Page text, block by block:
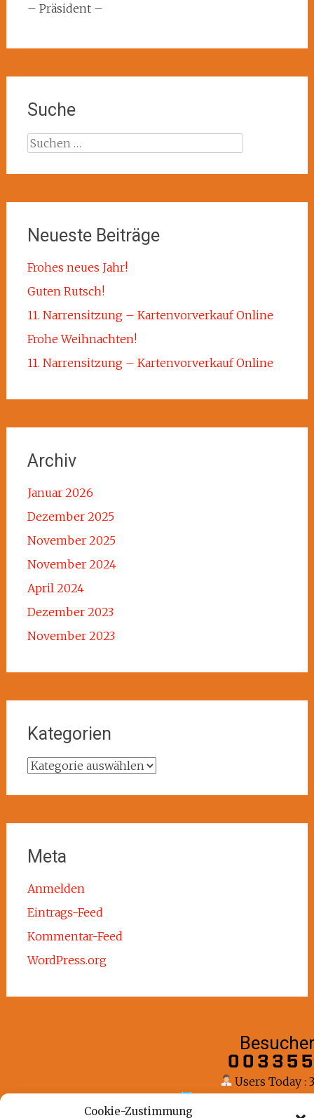
Cookie-Zustimmung
– Präsident –
Suche
Suchen
nach:
Neueste Beiträge
Frohes neues Jahr!
Guten Rutsch!
11. Narrensitzung – Kartenvorverkauf Online
Frohe Weihnachten!
11. Narrensitzung – Kartenvorverkauf Online
Archiv
Januar 2026
Dezember 2025
November 2025
November 2024
April 2024
Dezember 2023
November 2023
Kategorien
Kategorien
Meta
Anmelden
Eintrags-Feed
Kommentar-Feed
WordPress.org
Users Today :
Users This Month :
Total Users :